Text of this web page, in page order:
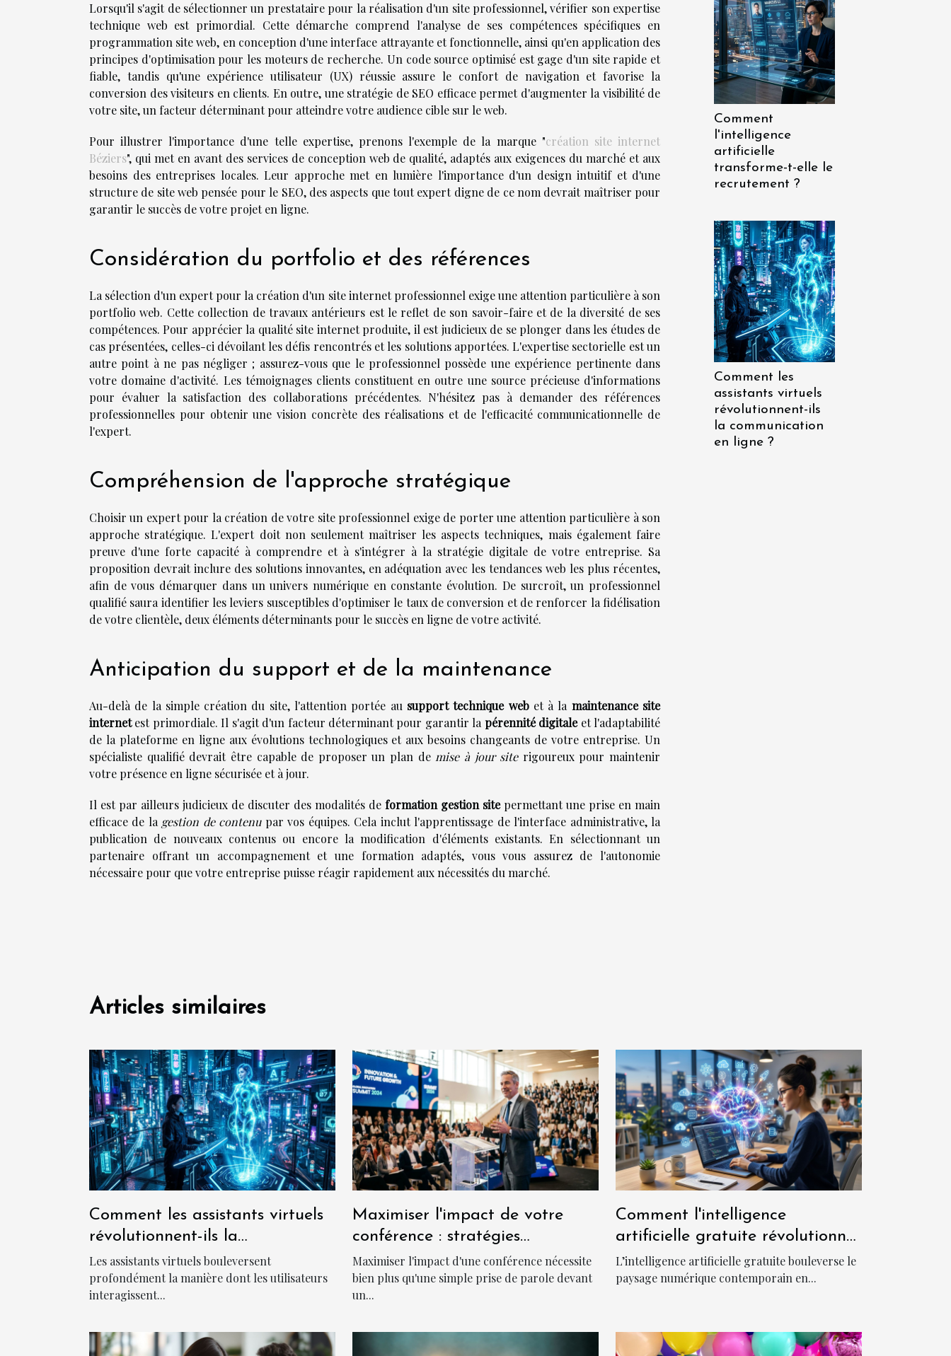
Lorsqu'il s'agit de sélectionner un prestataire pour la réalisation d'un site professionnel, vérifier son expertise
technique web est primordial. Cette démarche comprend l'analyse de ses compétences spécifiques en
programmation site web, en conception d'une interface attrayante et fonctionnelle, ainsi qu'en application des
principes d'optimisation pour les moteurs de recherche. Un code source optimisé est gage d'un site rapide et
fiable, tandis qu'une expérience utilisateur (UX) réussie assure le confort de navigation et favorise la
conversion des visiteurs en clients. En outre, une stratégie de SEO efficace permet d'augmenter la visibilité de
votre site, un facteur déterminant pour atteindre votre audience cible sur le web.
Pour illustrer l'importance d'une telle expertise, prenons l'exemple de la marque "création site internet
Béziers", qui met en avant des services de conception web de qualité, adaptés aux exigences du marché et aux
besoins des entreprises locales. Leur approche met en lumière l'importance d'un design intuitif et d'une
structure de site web pensée pour le SEO, des aspects que tout expert digne de ce nom devrait maîtriser pour
garantir le succès de votre projet en ligne.
Considération du portfolio et des références
La sélection d'un expert pour la création d'un site internet professionnel exige une attention particulière à son
portfolio web. Cette collection de travaux antérieurs est le reflet de son savoir-faire et de la diversité de ses
compétences. Pour apprécier la qualité site internet produite, il est judicieux de se plonger dans les études de
cas présentées, celles-ci dévoilant les défis rencontrés et les solutions apportées. L'expertise sectorielle est un
autre point à ne pas négliger ; assurez-vous que le professionnel possède une expérience pertinente dans
votre domaine d'activité. Les témoignages clients constituent en outre une source précieuse d'informations
pour évaluer la satisfaction des collaborations précédentes. N'hésitez pas à demander des références
professionnelles pour obtenir une vision concrète des réalisations et de l'efficacité communicationnelle de
l'expert.
Compréhension de l'approche stratégique
Choisir un expert pour la création de votre site professionnel exige de porter une attention particulière à son
approche stratégique. L'expert doit non seulement maîtriser les aspects techniques, mais également faire
preuve d'une forte capacité à comprendre et à s'intégrer à la stratégie digitale de votre entreprise. Sa
proposition devrait inclure des solutions innovantes, en adéquation avec les tendances web les plus récentes,
afin de vous démarquer dans un univers numérique en constante évolution. De surcroît, un professionnel
qualifié saura identifier les leviers susceptibles d'optimiser le taux de conversion et de renforcer la fidélisation
de votre clientèle, deux éléments déterminants pour le succès en ligne de votre activité.
Anticipation du support et de la maintenance
Au-delà de la simple création du site, l'attention portée au support technique webet à la maintenance site
internetest primordiale. Il s'agit d'un facteur déterminant pour garantir lapérennité digitaleet l'adaptabilité
de la plateforme en ligne aux évolutions technologiques et aux besoins changeants de votre entreprise. Un
spécialiste qualifié devrait être capable de proposer un plan demise à jour siterigoureux pour maintenir
votre présence en ligne sécurisée et à jour.
Il est par ailleurs judicieux de discuter des modalités de formation gestion sitepermettant une prise en main
efficace de la gestion de contenupar vos équipes. Cela inclut l'apprentissage de l'interface administrative, la
publication de nouveaux contenus ou encore la modification d'éléments existants. En sélectionnant un
partenaire offrant un accompagnement et une formation adaptés, vous vous assurez de l'autonomie
nécessaire pour que votre entreprise puisse réagir rapidement aux nécessités du marché.
Comment
l'intelligence
artificielle
transforme-t-elle le
recrutement ?
Comment les
assistants virtuels
révolutionnent-ils
la communication
en ligne ?
Articles similaires
Comment les assistants virtuels
révolutionnent-ils la
communication en ligne ?
Les assistants virtuels bouleversent
profondément la manière dont les utilisateurs
interagissent...
Maximiser l'impact de votre
conférence : stratégies
innovantes
Maximiser l'impact d'une conférence nécessite
bien plus qu'une simple prise de parole devant
un...
Comment l'intelligence
artificielle gratuite révolutionne-
t-elle l'accès au numérique ?
L’intelligence artificielle gratuite bouleverse le
paysage numérique contemporain en...